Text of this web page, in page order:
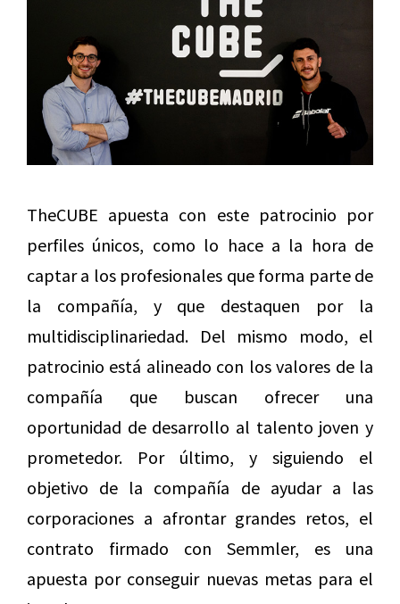
TheCUBE apuesta con este patrocinio por
perfiles únicos, como lo hace a la hora de
captar a los profesionales que forma parte de
la compañía, y que destaquen por la
multidisciplinariedad. Del mismo modo, el
patrocinio está alineado con los valores de la
compañía que buscan ofrecer una
oportunidad de desarrollo al talento joven y
prometedor. Por último, y siguiendo el
objetivo de la compañía de ayudar a las
corporaciones a afrontar grandes retos, el
contrato firmado con Semmler, es una
apuesta por conseguir nuevas metas para el